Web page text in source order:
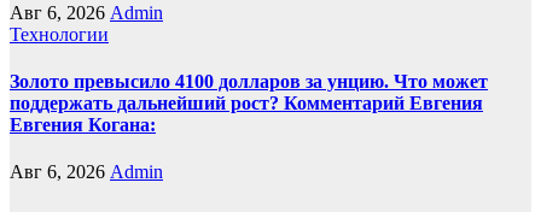
Авг 6, 2026 Admin
Технологии
Золото превысило 4100 долларов за унцию. Что может
поддержать дальнейший рост? Комментарий Евгения
Евгения Когана:
Авг 6, 2026 Admin